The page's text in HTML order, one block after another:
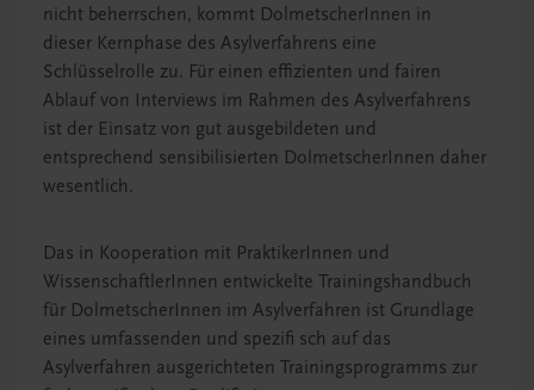
nicht beherrschen, kommt DolmetscherInnen in
dieser Kernphase des Asylverfahrens eine
Schlüsselrolle zu. Für einen effizienten und fairen
Ablauf von Interviews im Rahmen des Asylverfahrens
ist der Einsatz von gut ausgebildeten und
entsprechend sensibilisierten DolmetscherInnen daher
wesentlich.
Das in Kooperation mit PraktikerInnen und
WissenschaftlerInnen entwickelte Trainingshandbuch
für DolmetscherInnen im Asylverfahren ist Grundlage
eines umfassenden und spezifi sch auf das
Asylverfahren ausgerichteten Trainingsprogramms zur